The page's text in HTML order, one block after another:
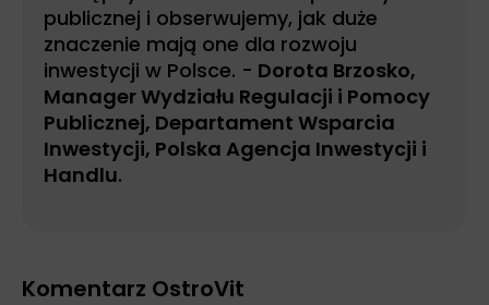
publicznej i obserwujemy, jak duże
znaczenie mają one dla rozwoju
inwestycji w Polsce. - Dorota Brzosko,
Manager Wydziału Regulacji i Pomocy
Publicznej, Departament Wsparcia
Inwestycji, Polska Agencja Inwestycji i
Handlu.
Komentarz OstroVit